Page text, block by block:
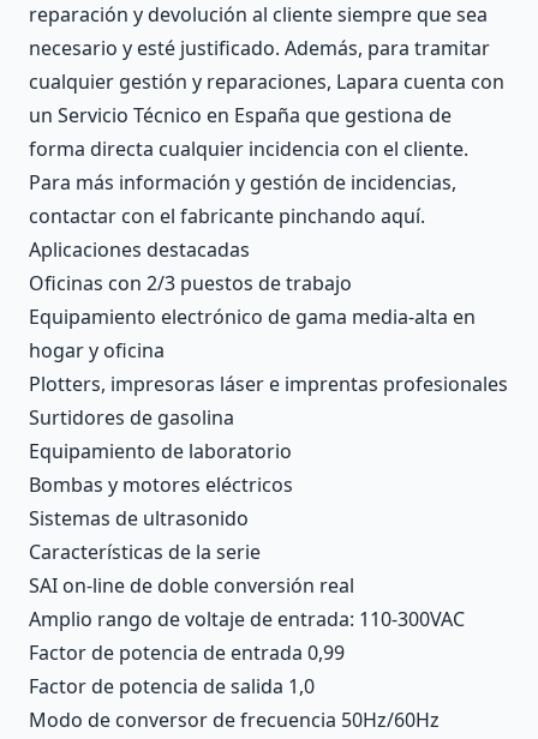
reparación y devolución al cliente siempre que sea
necesario y esté justificado. Además, para tramitar
cualquier gestión y reparaciones, Lapara cuenta con
un Servicio Técnico en España que gestiona de
forma directa cualquier incidencia con el cliente.
Para más información y gestión de incidencias,
contactar con el fabricante pinchando aquí.
Aplicaciones destacadas
Oficinas con 2/3 puestos de trabajo
Equipamiento electrónico de gama media-alta en
hogar y oficina
Plotters, impresoras láser e imprentas profesionales
Surtidores de gasolina
Equipamiento de laboratorio
Bombas y motores eléctricos
Sistemas de ultrasonido
Características de la serie
SAI on-line de doble conversión real
Amplio rango de voltaje de entrada: 110-300VAC
Factor de potencia de entrada 0,99
Factor de potencia de salida 1,0
Modo de conversor de frecuencia 50Hz/60Hz